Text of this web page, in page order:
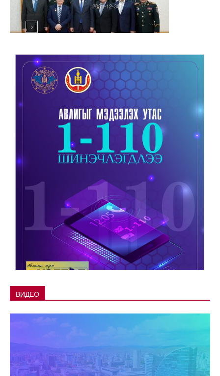
Онцлох 2024-12-30
ВИДЕО